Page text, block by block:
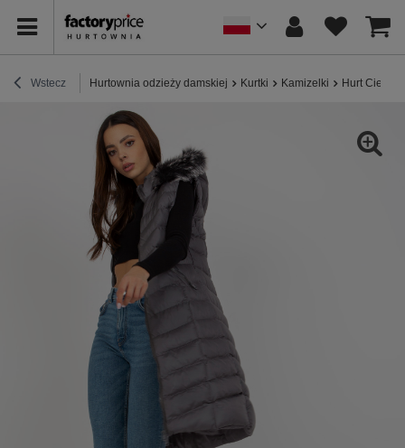
Wstecz Hurtownia odzieży damskiej Kurtki Kamizelki Hurt